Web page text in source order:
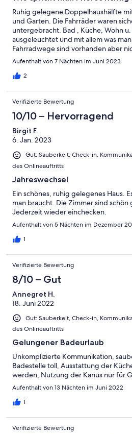
Ruhig gelegene Doppelhaushälfte
und Garten. Die Fahrräder waren
untergebracht. Bad , Küche, Wohn
ausgeleuchtet und mit allem was
Fahrradwege sind vorhanden aber
gute Anbindung nach Berlin-
Aufenthalt von 7 Nächten im Juni 2023
2
Verifizierte Bewertung
10/10 – Hervorragend
Birgit F.
6. Jan. 2023
Gut: Sauberkeit, Check-in,
des Onlineauftritts
Jahreswechsel
Ein schönes, ruhig gelegenes Haus.
man braucht. Die Zimmer sind
Jederzeit wieder einchecken.
Aufenthalt von 5 Nächten im Dezember
1
Verifizierte Bewertung
8/10 – Gut
Annegret H.
18. Juni 2022
Gut: Sauberkeit, Check-in,
des Onlineauftritts
Gelungener Badeurlaub
Unkomplizierte Kommunikation,
Badestelle toll, Ausstattung der
werden, Nutzung der Kanus nur für
Aufenthalt von 13 Nächten im Juni 2022
1
Verifizierte Bewertung